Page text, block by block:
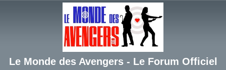
Le Monde des Avengers - Le Forum Officiel